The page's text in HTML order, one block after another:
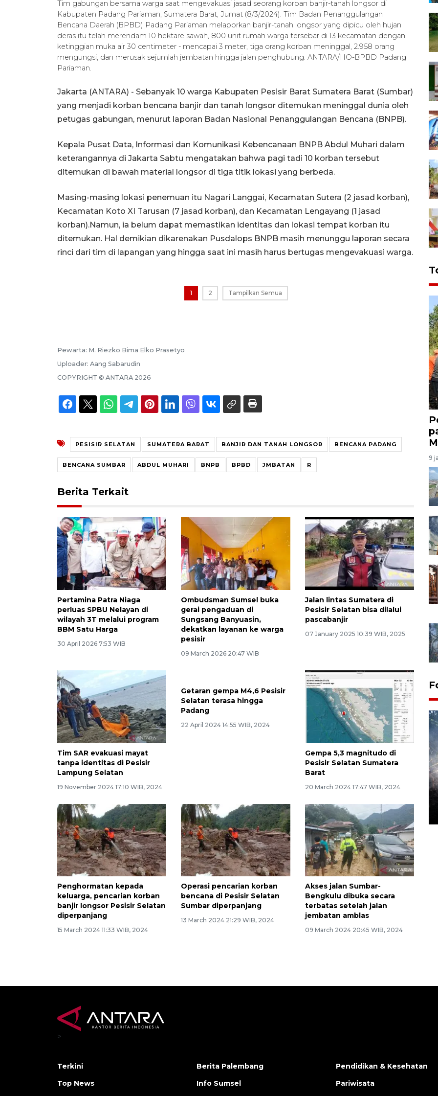
Tim gabungan bersama warga saat mengevakuasi jasad seorang korban banjir-tanah longsor di
Kabupaten Padang Pariaman, Sumatera Barat, Jumat (8/3/2024). Tim Badan Penanggulangan
Bencana Daerah (BPBD) Padang Pariaman melaporkan banjir-tanah longsor yang dipicu oleh hujan
deras itu telah merendam 10 hektare sawah, 800 unit rumah warga tersebar di 13 kecamatan dengan
ketinggian muka air 30 centimeter - mencapai 3 meter, tiga orang korban meninggal, 2.958 orang
mengungsi, dan merusak sejumlah jembatan hingga jalan penghubung. ANTARA/HO-BPBD Padang
Pariaman.
Jakarta (ANTARA) - Sebanyak 10 warga Kabupaten Pesisir Barat Sumatera Barat (Sumbar)
yang menjadi korban bencana banjir dan tanah longsor ditemukan meninggal dunia oleh
petugas gabungan, menurut laporan Badan Nasional Penanggulangan Bencana (BNPB).
Kepala Pusat Data, Informasi dan Komunikasi Kebencanaan BNPB Abdul Muhari dalam
keterangannya di Jakarta Sabtu mengatakan bahwa pagi tadi 10 korban tersebut
ditemukan di bawah material longsor di tiga titik lokasi yang berbeda.
Masing-masing lokasi penemuan itu Nagari Langgai, Kecamatan Sutera (2 jasad korban),
Kecamatan Koto XI Tarusan (7 jasad korban), dan Kecamatan Lengayang (1 jasad
korban).Namun, ia belum dapat memastikan identitas dan lokasi tempat korban itu
ditemukan. Hal demikian dikarenakan Pusdalops BNPB masih menunggu laporan secara
rinci dari tim di lapangan yang hingga saat ini masih harus bertugas mengevakuasi warga.
1 2 Tampilkan Semua
Pewarta: M. Riezko Bima Elko Prasetyo
Uploader: Aang Sabarudin
COPYRIGHT © ANTARA 2026
PESISIR SELATAN SUMATERA BARAT BANJIR DAN TANAH LONGSOR BENCANA PADANG
BENCANA SUMBAR ABDUL MUHARI BNPB BPBD JMBATAN R
Berita Terkait
Pertamina Patra Niaga
perluas SPBU Nelayan di
wilayah 3T melalui program
BBM Satu Harga
30 April 2026 7:53 WIB
Ombudsman Sumsel buka
gerai pengaduan di
Sungsang Banyuasin,
dekatkan layanan ke warga
pesisir
09 March 2026 20:47 WIB
Jalan lintas Sumatera di
Pesisir Selatan bisa dilalui
pascabanjir
07 January 2025 10:39 WIB, 2025
Tim SAR evakuasi mayat
tanpa identitas di Pesisir
Lampung Selatan
19 November 2024 17:10 WIB, 2024
Getaran gempa M4,6 Pesisir
Selatan terasa hingga
Padang
22 April 2024 14:55 WIB, 2024
Gempa 5,3 magnitudo di
Pesisir Selatan Sumatera
Barat
20 March 2024 17:47 WIB, 2024
Penghormatan kepada
keluarga, pencarian korban
banjir longsor Pesisir Selatan
diperpanjang
15 March 2024 11:33 WIB, 2024
Operasi pencarian korban
bencana di Pesisir Selatan
Sumbar diperpanjang
13 March 2024 21:29 WIB, 2024
Akses jalan Sumbar-
Bengkulu dibuka secara
terbatas setelah jalan
jembatan amblas
09 March 2024 20:45 WIB, 2024
9
Alokasi anggaran untuk bibit
15 June 2026 11:15 WIB
>
Terkini
Top News
Berita Palembang
Info Sumsel
Pendidikan & Kesehatan
Pariwisata